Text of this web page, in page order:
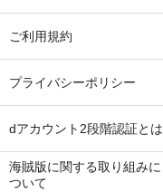
ご利用規約
プライバシーポリシー
dアカウント2段階認証とは
海賊版に関する取り組みに
ついて